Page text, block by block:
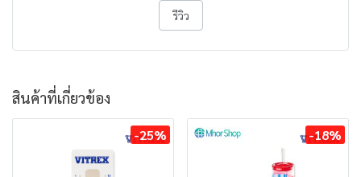
รีวิว
สินค้าที่เกี่ยวข้อง
-25% -18%